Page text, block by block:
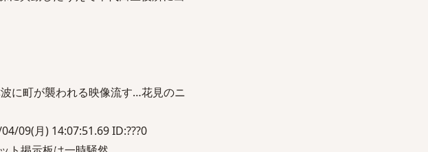
に町が襲われる映像流す…花見のニ
09(月) 14:07:51.69 ID:???0